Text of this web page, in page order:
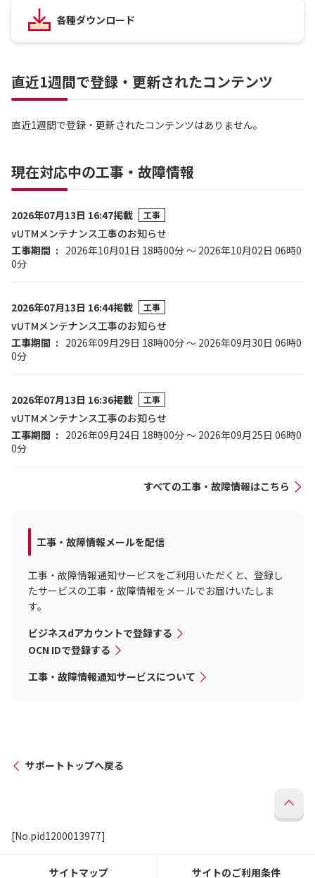
各種ダウンロード
直近1週間で登録・更新されたコンテンツ
直近1週間で登録・更新されたコンテンツはありません。
現在対応中の工事・故障情報
2026年07月13日 16:47掲載 工事
vUTMメンテナンス工事のお知らせ
工事期間
2026年10月01日 18時00分 ～ 2026年10月02日 06時0
0分
2026年07月13日 16:44掲載 工事
vUTMメンテナンス工事のお知らせ
工事期間
2026年09月29日 18時00分 ～ 2026年09月30日 06時0
0分
2026年07月13日 16:36掲載 工事
vUTMメンテナンス工事のお知らせ
工事期間
2026年09月24日 18時00分 ～ 2026年09月25日 06時0
0分
すべての工事・故障情報はこちら
工事・故障情報メールを配信
工事・故障情報通知サービスをご利用いただくと、登録し
たサービスの工事・故障情報をメールでお届けいたしま
す。
ビジネスdアカウントで登録する
OCN IDで登録する
工事・故障情報通知サービスについて
サポートトップへ戻る
[No.pid1200013977]
サイトマップ サイトのご利用条件